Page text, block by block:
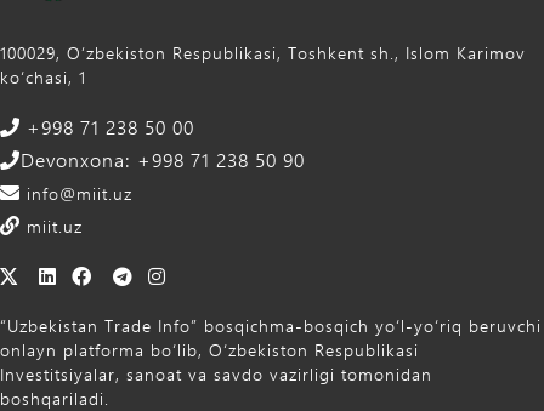
100029, Oʻzbekiston Respublikasi, Toshkent sh., Islom Karimov
ko‘chasi, 1
+998 71 238 50 00
Devonxona: +998 71 238 50 90
info@miit.uz
miit.uz
“Uzbekistan Trade Info” bosqichma-bosqich yo‘l-yo‘riq beruvchi
onlayn platforma bo‘lib, O‘zbekiston Respublikasi
Investitsiyalar, sanoat va savdo vazirligi tomonidan
boshqariladi.